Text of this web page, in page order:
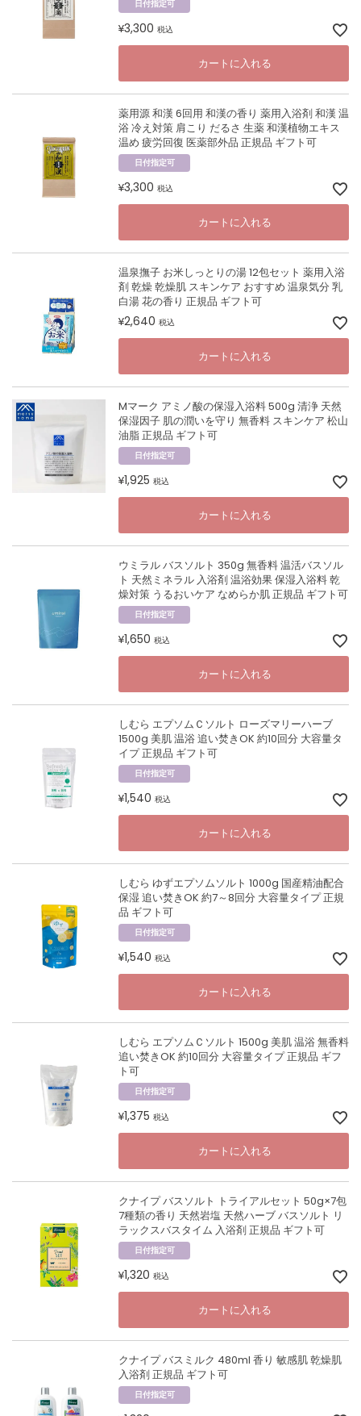
日付指定可
¥3,300 税込
カートに入れる
薬用源 和漢 6回用 和漢の香り 薬用入浴剤 和漢 温
浴 冷え対策 肩こり だるさ 生薬 和漢植物エキス
温め 疲労回復 医薬部外品 正規品 ギフト可
日付指定可
¥3,300 税込
カートに入れる
温泉撫子 お米しっとりの湯 12包セット 薬用入浴
剤 乾燥 乾燥肌 スキンケア おすすめ 温泉気分 乳
白湯 花の香り 正規品 ギフト可
¥2,640 税込
カートに入れる
Mマーク アミノ酸の保湿入浴料 500g 清浄 天然
保湿因子 肌の潤いを守り 無香料 スキンケア 松山
油脂 正規品 ギフト可
日付指定可
¥1,925 税込
カートに入れる
ウミラル バスソルト 350g 無香料 温活バスソル
ト 天然ミネラル 入浴剤 温浴効果 保湿入浴料 乾
燥対策 うるおいケア なめらか肌 正規品 ギフト可
日付指定可
¥1,650 税込
カートに入れる
しむら エプソムＣソルト ローズマリーハーブ
1500g 美肌 温浴 追い焚きOK 約10回分 大容量タ
イプ 正規品 ギフト可
日付指定可
¥1,540 税込
カートに入れる
しむら ゆずエプソムソルト 1000g 国産精油配合
保湿 追い焚きOK 約7～8回分 大容量タイプ 正規
品 ギフト可
日付指定可
¥1,540 税込
カートに入れる
しむら エプソムＣソルト 1500g 美肌 温浴 無香料
追い焚きOK 約10回分 大容量タイプ 正規品 ギフ
ト可
日付指定可
¥1,375 税込
カートに入れる
クナイプ バスソルト トライアルセット 50g×7包
7種類の香り 天然岩塩 天然ハーブ バスソルト リ
ラックスバスタイム 入浴剤 正規品 ギフト可
日付指定可
¥1,320 税込
カートに入れる
クナイプ バスミルク 480ml 香り 敏感肌 乾燥肌
入浴剤 正規品 ギフト可
日付指定可